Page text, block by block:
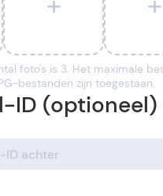
foto's is 3. Het maximale
bestanden zijn toegestaan.
ID (optioneel)